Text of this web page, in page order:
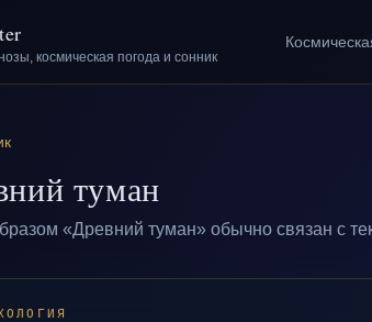
космическая погода и сонник
туман
«Древний туман» обычно связан с